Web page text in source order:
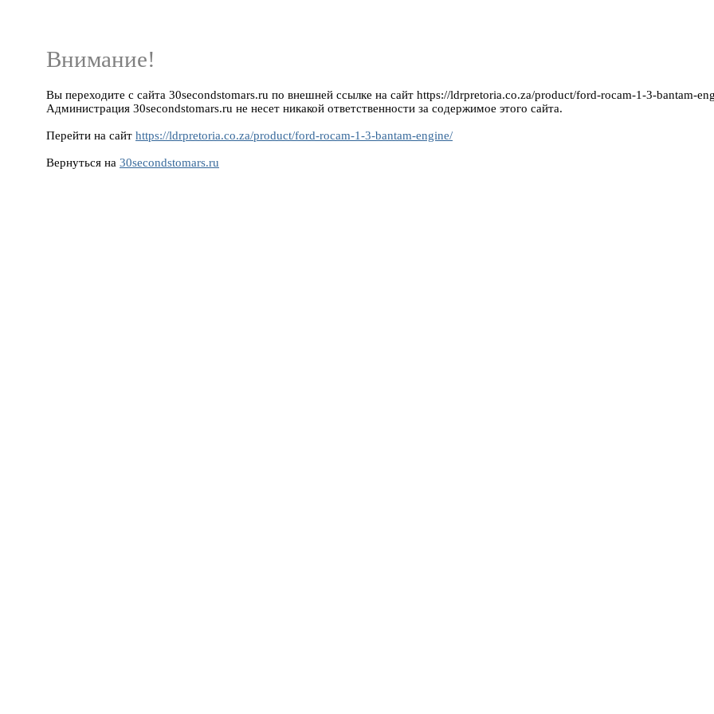
Внимание!
Вы переходите с сайта 30secondstomars.ru по внешней ссылке на сайт https://ldrpretoria.co.za/product/ford-rocam-1-3-bantam-
Администрация 30secondstomars.ru не несет никакой ответственности за содержимое этого сайта.
Перейти на сайт https://ldrpretoria.co.za/product/ford-rocam-1-3-bantam-engine/
Вернуться на 30secondstomars.ru